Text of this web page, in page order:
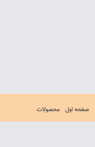
صفحه اول محصولات